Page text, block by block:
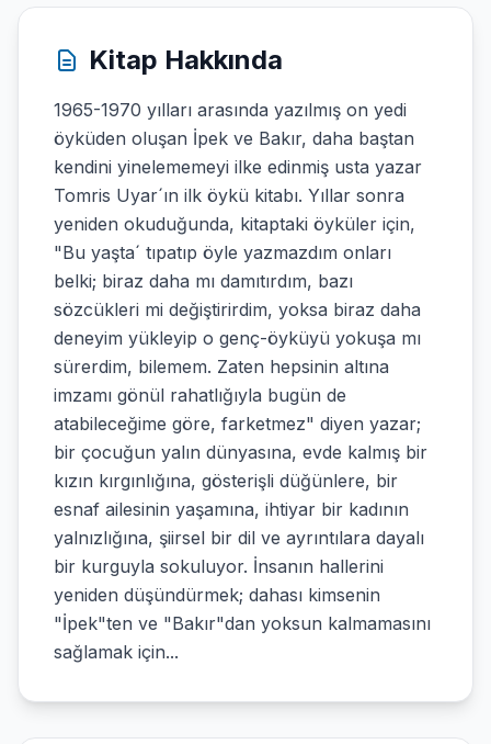
Kitap Hakkında
1965-1970 yılları arasında yazılmış on yedi
öyküden oluşan İpek ve Bakır, daha baştan
kendini yinelememeyi ilke edinmiş usta yazar
Tomris Uyar´ın ilk öykü kitabı. Yıllar sonra
yeniden okuduğunda, kitaptaki öyküler için,
"Bu yaşta´ tıpatıp öyle yazmazdım onları
belki; biraz daha mı damıtırdım, bazı
sözcükleri mi değiştirirdim, yoksa biraz daha
deneyim yükleyip o genç-öyküyü yokuşa mı
sürerdim, bilemem. Zaten hepsinin altına
imzamı gönül rahatlığıyla bugün de
atabileceğime göre, farketmez" diyen yazar;
bir çocuğun yalın dünyasına, evde kalmış bir
kızın kırgınlığına, gösterişli düğünlere, bir
esnaf ailesinin yaşamına, ihtiyar bir kadının
yalnızlığına, şiirsel bir dil ve ayrıntılara dayalı
bir kurguyla sokuluyor. İnsanın hallerini
yeniden düşündürmek; dahası kimsenin
"İpek"ten ve "Bakır"dan yoksun kalmamasını
sağlamak için...